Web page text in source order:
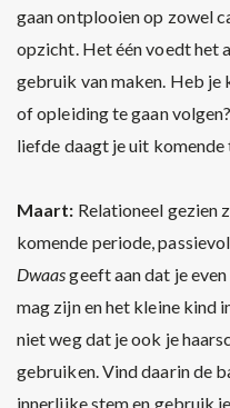
gaan ontplooien op zowel
opzicht. Het één voedt het
gebruik van maken. Heb je
of opleiding te gaan
liefde daagt je uit
Maart: Relationeel gezien
komende periode,
Dwaasgeeft aan dat je
mag zijn en het kleine kind
niet weg dat je ook je
gebruiken. Vind daarin de
innerlijke stem en gebruik